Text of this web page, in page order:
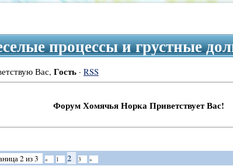
процессы и грустные
Вас, Гость· RSS
Форум Хомячья Норка Приветствует Вас!
2из3 « 1 2 3 »